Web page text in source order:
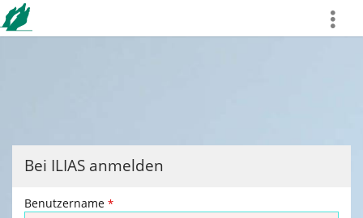
more
Bei ILIAS anmelden
Benutzername *